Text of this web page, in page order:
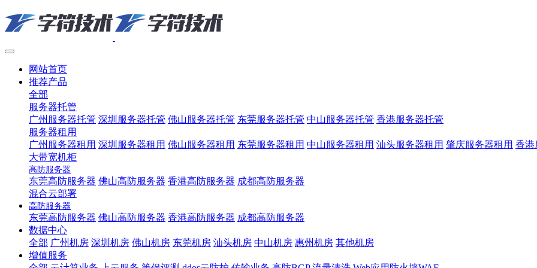
网站首页
推荐产品
全部
服务器托管
广州服务器托管 深圳服务器托管 佛山服务器托管 东莞服务器托管 中山服务器托管 香港服务器托管
服务器租用
广州服务器租用 深圳服务器租用 佛山服务器租用 东莞服务器租用 中山服务器租用 汕头服务器租用 肇庆服务器租用 香港
大带宽机柜
高防服务器
东莞高防服务器 佛山高防服务器 香港高防服务器 成都高防服务器
混合云部署
高防服务器
东莞高防服务器 佛山高防服务器 香港高防服务器 成都高防服务器
数据中心
全部 广州机房 深圳机房 佛山机房 东莞机房 汕头机房 中山机房 惠州机房 其他机房
增值服务